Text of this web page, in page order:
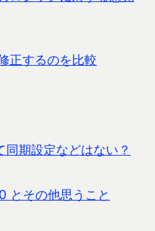
正するのを比較
期設定などはない？
とその他思うこと